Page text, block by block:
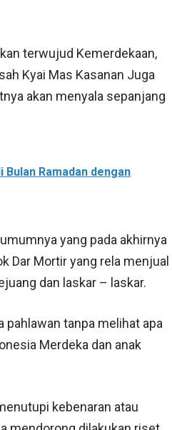
terwujud Kemerdekaan,
Kyai Mas Kasanan Juga
akan menyala sepanjang
Ramadan dengan
yang pada akhirnya
Dar Mortir yang rela menjual
dan laskar – laskar.
pahlawan tanpa melihat apa
Merdeka dan anak
kebenaran atau